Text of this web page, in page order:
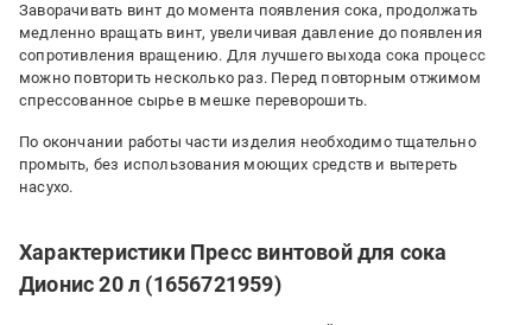
Заворачивать винт до момента появления сока, продолжать
медленно вращать винт, увеличивая давление до появления
сопротивления вращению. Для лучшего выхода сока процесс
можно повторить несколько раз. Перед повторным отжимом
спрессованное сырье в мешке переворошить.
По окончании работы части изделия необходимо тщательно
промыть, без использования моющих средств и вытереть
насухо.
Характеристики Пресс винтовой для сока
Дионис 20 л (1656721959)